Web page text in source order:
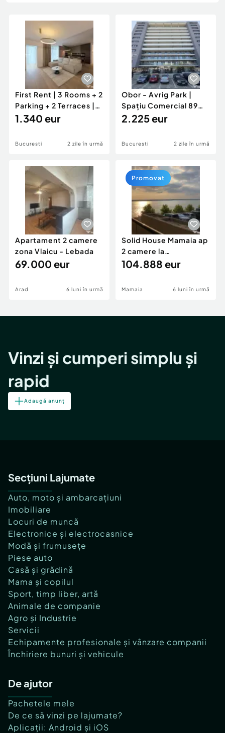
Animale de companie
Afaceri și echipamente profesionale
Inchiriere Bunuri si Vehicule
Piese auto si accesorii
Dacia Duster
First Rent | 3 Rooms + 2
Parking + 2 Terraces |
Pipera Plaza
1.340 eur
Bucuresti 2 zile în urmă
Obor - Avrig Park |
Spațiu Comercial 89
mp + Terasa 16MP |
2.225 eur
Bucuresti 2 zile în urmă
Apartament 2 camere
zona Vlaicu - Lebada
69.000 eur
Arad 6 luni în urmă
Solid House Mamaia ap
2 camere la
cheie,langa Mega
104.888 eur
Mamaia 6 luni în urmă
Promovat
Vinzi și cumperi simplu și
rapid
Adaugă anunț
Secțiuni Lajumate
Auto, moto și ambarcațiuni
Imobiliare
Locuri de muncă
Electronice și electrocasnice
Modă și frumusețe
Piese auto
Casă și grădină
Mama și copilul
Sport, timp liber, artă
Animale de companie
Agro și Industrie
Servicii
Echipamente profesionale și vânzare companii
Închiriere bunuri și vehicule
De ajutor
Pachetele mele
De ce să vinzi pe lajumate?
Aplicații: Android și iOS